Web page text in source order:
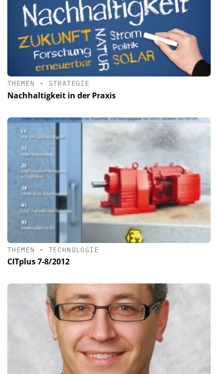
THEMEN • STRATEGIE
Nachhaltigkeit in der Praxis
THEMEN • TECHNOLOGIE
CITplus 7-8/2012